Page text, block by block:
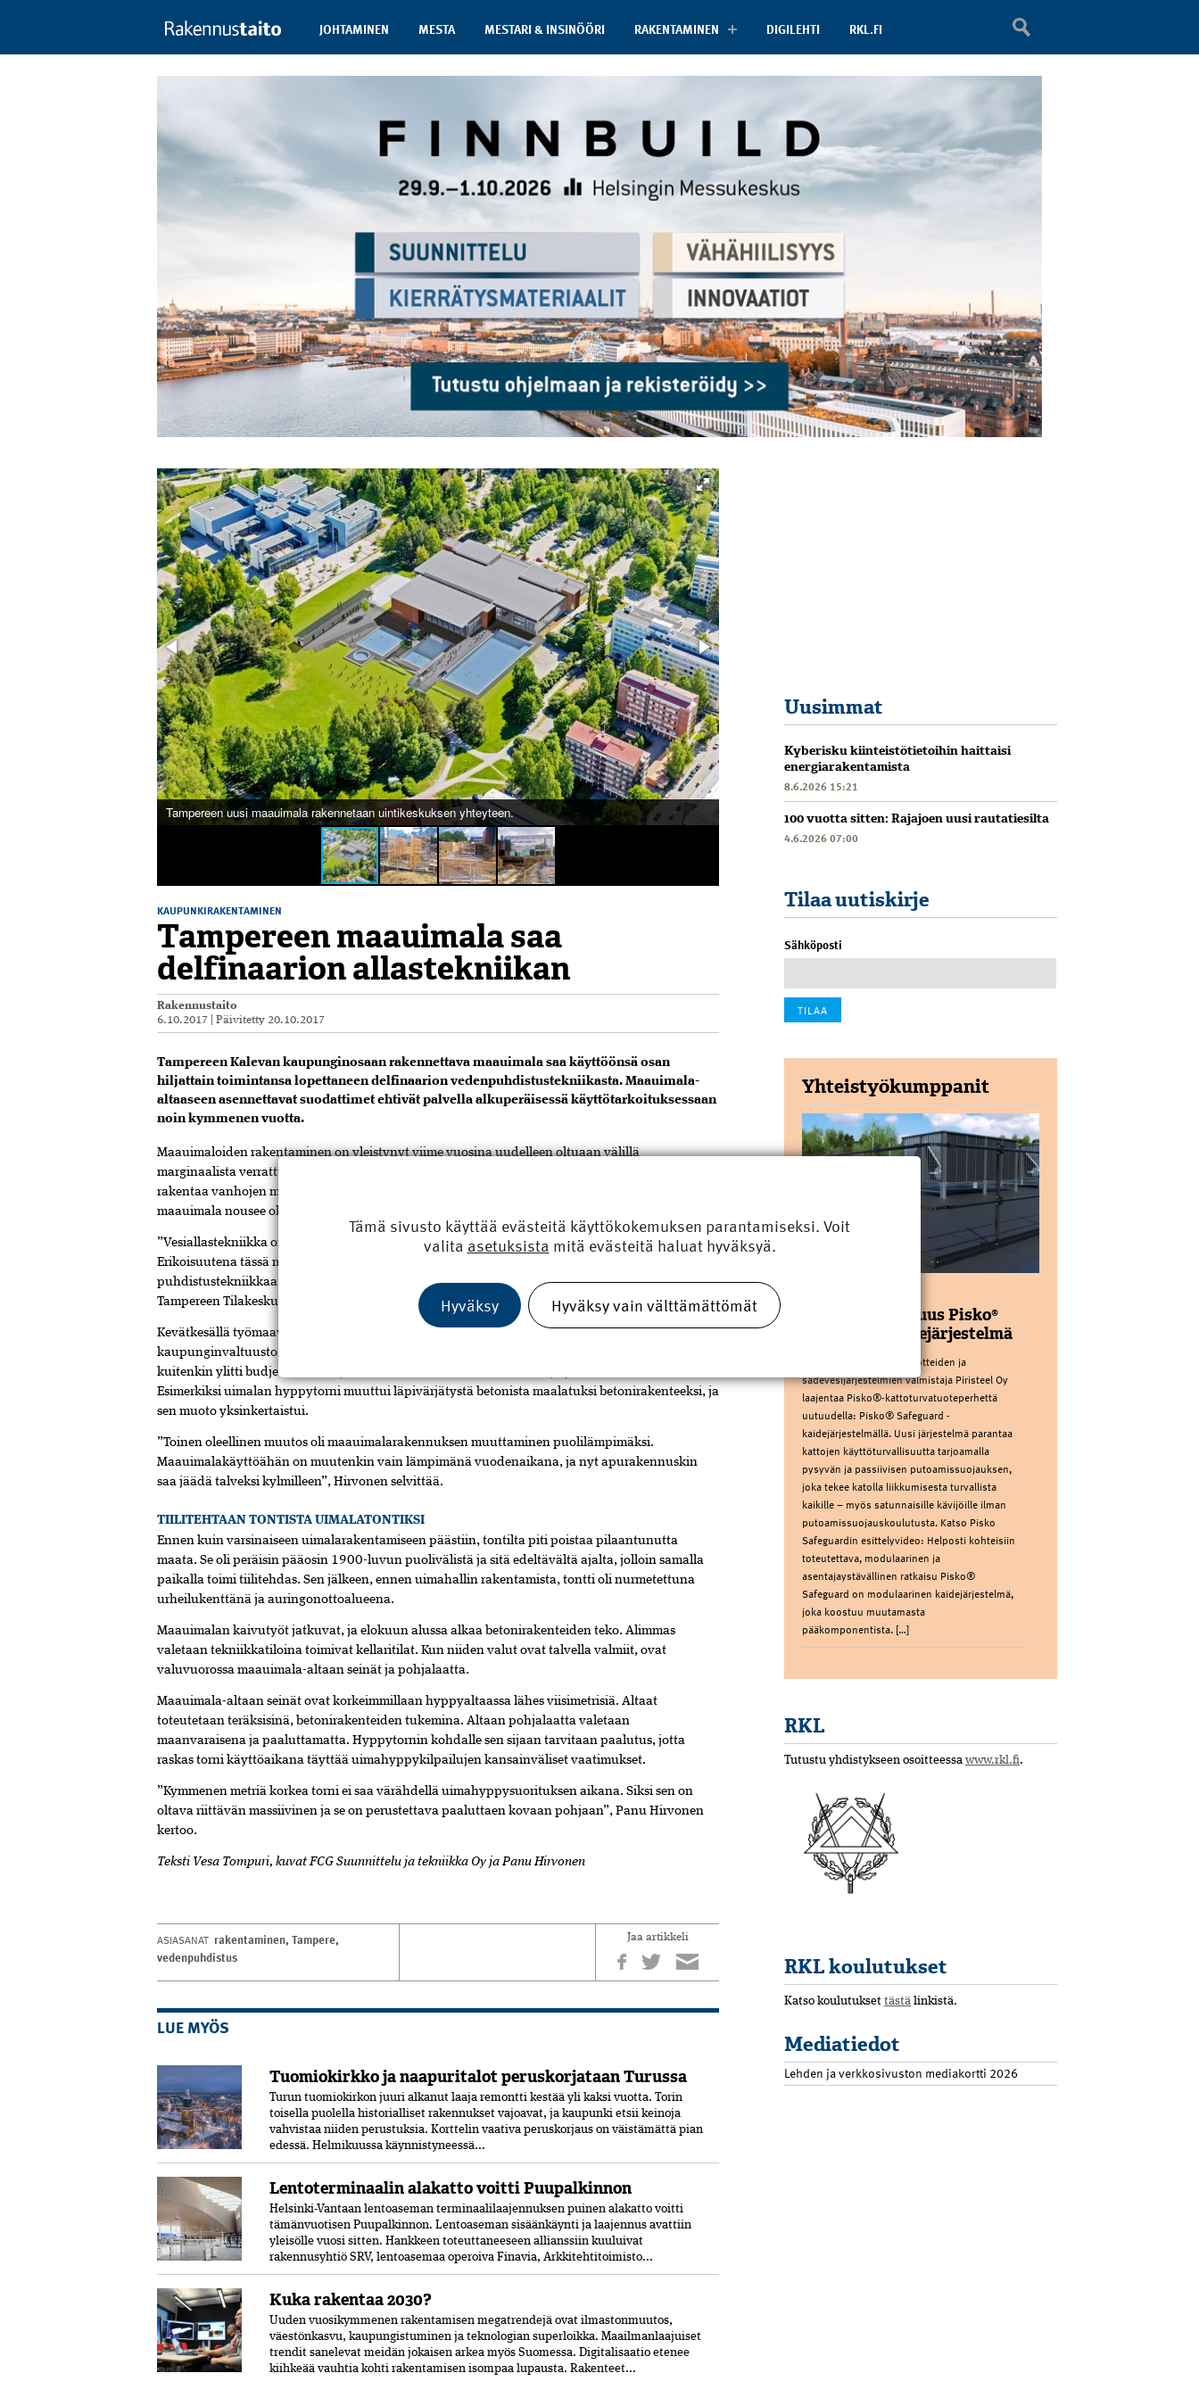
JOHTAMINEN MESTA MESTARI & INSINÖÖRI RAKENTAMINEN DIGILEHTI RKL.FI
Tampereen uusi maauimala rakennetaan uintikeskuksen yhteyteen.
KAUPUNKIRAKENTAMINEN
Tampereen maauimala saa
delfinaarion allastekniikan
Rakennustaito
6.10.2017 |Päivitetty 20.10.2017
Tampereen Kalevan kaupunginosaan rakennettava maauimala saa käyttöönsä osan
hiljattain toimintansa lopettaneen delfinaarion vedenpuhdistustekniikasta. Maauimala-
altaaseen asennettavat suodattimet ehtivät palvella alkuperäisessä käyttötarkoituksessaan
noin kymmenen vuotta.
Maauimaloiden rakentaminen on yleistynyt viime vuosina uudelleen oltuaan välillä
marginaalista verrattuna uimahallien rakentamisvolyymiin. Kun aikanaan uimahalleja tavattiin
rakentaa vanhojen maauimaloiden kylkeen, nyt tilanne on käänteinen. Tampereen Kalevan
maauimala nousee olemassa olevan uintikeskuksen viereen.
”Vesiallastekniikka on hyvin samanlainen riippumatta siitä, rakennetaanko allas ulos vai sisälle.
Erikoisuutena tässä maauimalahankkeessa tosin on, että satuimme saamaan
puhdistustekniikkaa vanhasta delfinaariosta”, kertoo projektipäällikköPanu Hirvonen
Tampereen Tilakeskuksesta.
Kevätkesällä työmaavaiheeseen edennyt maauimalahanke oli vireillä jo vuonna 2014, jolloin
kaupunginvaltuusto näytti sille vihreää valoa. Ensimmäisen urakkatarjouskilpailun hintataso
kuitenkin ylitti budjetin, minkä johdosta suunnitelmia oli karsittava ja yksinkertaistettava.
Esimerkiksi uimalan hyppytorni muuttui läpivärjätystä betonista maalatuksi betonirakenteeksi, ja
sen muoto yksinkertaistui.
”Toinen oleellinen muutos oli maauimalarakennuksen muuttaminen puolilämpimäksi.
Maauimalakäyttöähän on muutenkin vain lämpimänä vuodenaikana, ja nyt apurakennuskin
saa jäädä talveksi kylmilleen”, Hirvonen selvittää.
TIILITEHTAAN TONTISTA UIMALATONTIKSI
Ennen kuin varsinaiseen uimalarakentamiseen päästiin, tontilta piti poistaa pilaantunutta
maata. Se oli peräisin pääosin 1900-luvun puolivälistä ja sitä edeltävältä ajalta, jolloin samalla
paikalla toimi tiilitehdas. Sen jälkeen, ennen uimahallin rakentamista, tontti oli nurmetettuna
urheilukenttänä ja auringonottoalueena.
Maauimalan kaivutyöt jatkuvat, ja elokuun alussa alkaa betonirakenteiden teko. Alimmas
valetaan tekniikkatiloina toimivat kellaritilat. Kun niiden valut ovat talvella valmiit, ovat
valuvuorossa maauimala-altaan seinät ja pohjalaatta.
Maauimala-altaan seinät ovat korkeimmillaan hyppyaltaassa lähes viisimetrisiä. Altaat
toteutetaan teräksisinä, betonirakenteiden tukemina. Altaan pohjalaatta valetaan
maanvaraisena ja paaluttamatta. Hyppytornin kohdalle sen sijaan tarvitaan paalutus, jotta
raskas torni käyttöaikana täyttää uimahyppykilpailujen kansainväliset vaatimukset.
”Kymmenen metriä korkea torni ei saa värähdellä uimahyppysuorituksen aikana. Siksi sen on
oltava riittävän massiivinen ja se on perustettava paaluttaen kovaan pohjaan”, Panu Hirvonen
kertoo.
Teksti Vesa Tompuri, kuvat FCG Suunnittelu ja tekniikka Oy ja Panu Hirvonen
ASIASANAT rakentaminen,Tampere,
vedenpuhdistus
Jaa artikkeli
LUE MYÖS
Tuomiokirkko ja naapuritalot peruskorjataan Turussa
Turun tuomiokirkon juuri alkanut laaja remontti kestää yli kaksi vuotta. Torin
toisella puolella historialliset rakennukset vajoavat, ja kaupunki etsii keinoja
vahvistaa niiden perustuksia. Korttelin vaativa peruskorjaus on väistämättä pian
edessä. Helmikuussa käynnistyneessä...
Lentoterminaalin alakatto voitti Puupalkinnon
Helsinki-Vantaan lentoaseman terminaalilaajennuksen puinen alakatto voitti
tämänvuotisen Puupalkinnon. Lentoaseman sisäänkäynti ja laajennus avattiin
yleisölle vuosi sitten. Hankkeen toteuttaneeseen allianssiin kuuluivat
rakennusyhtiö SRV, lentoasemaa operoiva Finavia, Arkkitehtitoimisto...
Kuka rakentaa 2030?
Uuden vuosikymmenen rakentamisen megatrendejä ovat ilmastonmuutos,
väestönkasvu, kaupungistuminen ja teknologian superloikka. Maailmanlaajuiset
trendit sanelevat meidän jokaisen arkea myös Suomessa. Digitalisaatio etenee
kiihkeää vauhtia kohti rakentamisen isompaa lupausta. Rakenteet...
Uusimmat
Kyberisku kiinteistötietoihin haittaisi
energiarakentamista
8.6.2026 15:21
100 vuotta sitten: Rajajoen uusi rautatiesilta
4.6.2026 07:00
Tilaa uutiskirje
Sähköposti
Yhteistyökumppanit
Kattoturvauutuus Pisko®
Safeguard kaidejärjestelmä
Kotimainen kattoturvatuotteiden ja
sadevesijärjestelmien valmistaja Piristeel Oy
laajentaa Pisko®-kattoturvatuoteperhettä
uutuudella: Pisko® Safeguard -
kaidejärjestelmällä. Uusi järjestelmä parantaa
kattojen käyttöturvallisuutta tarjoamalla
pysyvän ja passiivisen putoamissuojauksen,
joka tekee katolla liikkumisesta turvallista
kaikille – myös satunnaisille kävijöille ilman
putoamissuojauskoulutusta. Katso Pisko
Safeguardin esittelyvideo: Helposti kohteisiin
toteutettava, modulaarinen ja
asentajaystävällinen ratkaisu Pisko®
Safeguard on modulaarinen kaidejärjestelmä,
joka koostuu muutamasta
pääkomponentista. […]
RKL
Tutustu yhdistykseen osoitteessa www.rkl.fi.
RKL koulutukset
Katso koulutukset tästä linkistä.
Mediatiedot
Lehden ja verkkosivuston mediakortti 2026
Tämä sivusto käyttää evästeitä käyttökokemuksen parantamiseksi. Voit
valita asetuksista mitä evästeitä haluat hyväksyä.
Hyväksy Hyväksy vain välttämättömät